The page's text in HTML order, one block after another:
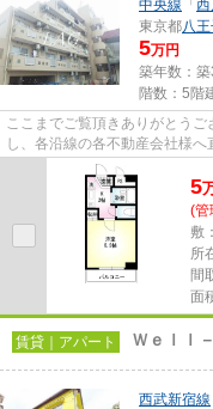
中央線 「
東京都八
5万円
築年数：築
階数：5階
ここまでご覧頂きありがとう
し、各沿線の各不動産会社様
しております！最新の情報は...
5
(管
敷
所
間
面
賃貸｜アパート Ｗｅｌｌ
西武新宿線